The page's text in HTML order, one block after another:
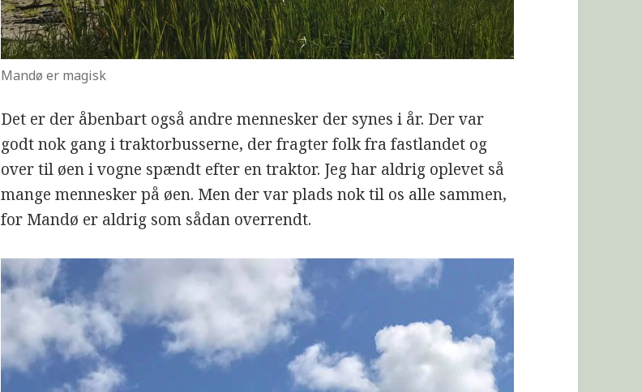
Mandø er magisk
Det er der åbenbart også andre mennesker der synes i år. Der var
godt nok gang i traktorbusserne, der fragter folk fra fastlandet og
over til øen i vogne spændt efter en traktor. Jeg har aldrig oplevet så
mange mennesker på øen. Men der var plads nok til os alle sammen,
for Mandø er aldrig som sådan overrendt.